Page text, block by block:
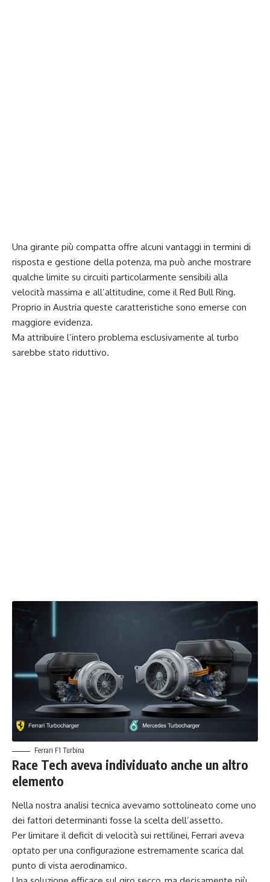
Una girante più compatta offre alcuni vantaggi in termini di
risposta e gestione della potenza, ma può anche mostrare
qualche limite su circuiti particolarmente sensibili alla
velocità massima e all’altitudine, come il Red Bull Ring.
Proprio in Austria queste caratteristiche sono emerse con
maggiore evidenza.
Ma attribuire l’intero problema esclusivamente al turbo
sarebbe stato riduttivo.
Ferrari F1 Turbina
Race Tech aveva individuato anche un altro
elemento
Nella nostra analisi tecnica avevamo sottolineato come uno
dei fattori determinanti fosse la scelta dell’assetto.
Per limitare il deficit di velocità sui rettilinei, Ferrari aveva
optato per una configurazione estremamente scarica dal
punto di vista aerodinamico.